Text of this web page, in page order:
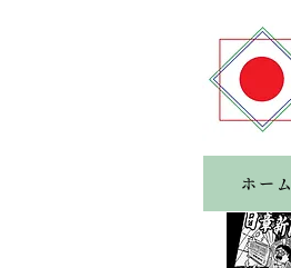
ホーム